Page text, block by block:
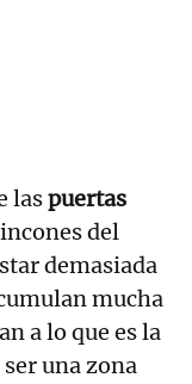
laspuertas
del
demasiada
mucha
a lo que es la
una zona